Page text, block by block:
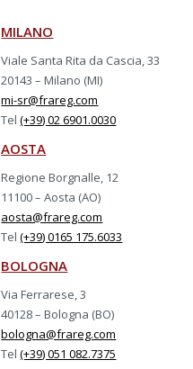
MILANO
Viale Santa Rita da Cascia, 33
20143 – Milano (MI)
mi-sr@frareg.com
Tel(+39) 02 6901.0030
AOSTA
Regione Borgnalle, 12
11100 – Aosta (AO)
aosta@frareg.com
Tel(+39) 0165 175.6033
BOLOGNA
Via Ferrarese, 3
40128 – Bologna (BO)
bologna@frareg.com
Tel(+39) 051 082.7375